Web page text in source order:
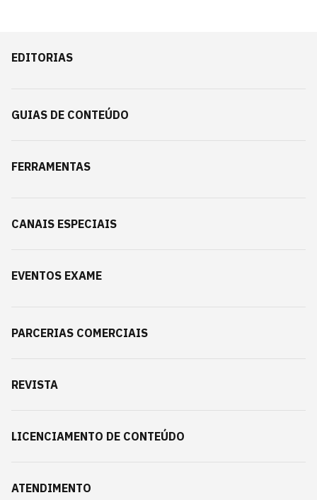
EDITORIAS
GUIAS DE CONTEÚDO
FERRAMENTAS
CANAIS ESPECIAIS
EVENTOS EXAME
PARCERIAS COMERCIAIS
REVISTA
LICENCIAMENTO DE CONTEÚDO
ATENDIMENTO